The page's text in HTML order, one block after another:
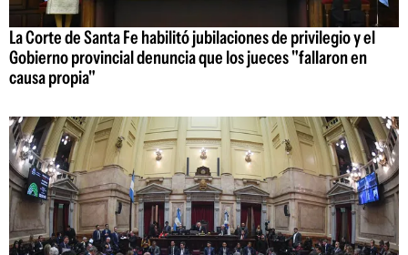
La Corte de Santa Fe habilitó jubilaciones de privilegio y el
Gobierno provincial denuncia que los jueces "fallaron en
causa propia"